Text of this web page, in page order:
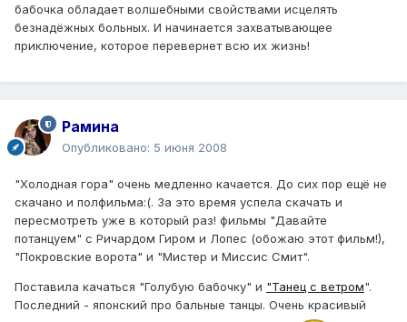
бабочка обладает волшебными свойствами исцелять
безнадёжных больных. И начинается захватывающее
приключение, которое перевернет всю их жизнь!
Рамина
Опубликовано: 5 июня 2008
"Холодная гора" очень медленно качается. До сих пор ещё не
скачано и полфильма:(. За это время успела скачать и
пересмотреть уже в который раз! фильмы "Давайте
потанцуем" с Ричардом Гиром и Лопес (обожаю этот фильм!),
"Покровские ворота" и "Мистер и Миссис Смит".
Поставила качаться "Голубую бабочку" и "Танец с ветром".
Последний - японский про бальные танцы. Очень красивый